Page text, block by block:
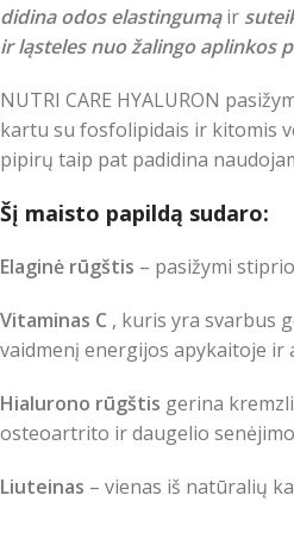
didina odos elastingumąir
ir ląsteles nuo žalingo aplinkos
NUTRI CARE HYALURON
kartu su fosfolipidais ir kitomis
pipirų taip pat padidina
Šį maisto papildą sudaro:
Elaginė rūgštis – pasižymi
Vitaminas C , kuris yra svarbus
vaidmenį energijos apykaitoje ir
Hialurono rūgštis gerina
osteoartrito ir daugelio
Liuteinas – vienas iš natūralių